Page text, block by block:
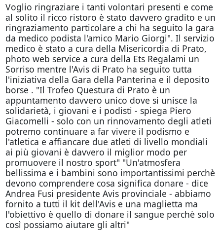
Voglio ringraziare i tanti volontari presenti e come
al solito il ricco ristoro è stato davvero gradito e un
ringraziamento particolare a chi ha seguito la gara
da medico podista l'amico Mario Giorgi". Il servizio
medico è stato a cura della Misericordia di Prato,
photo web service a cura della Ets Regalami un
Sorriso mentre l'Avis di Prato ha seguito tutta
l'iniziativa della Gara della Panterina e il deposito
borse . "Il Trofeo Questura di Prato è un
appuntamento davvero unico dove si unisce la
solidarietà, i giovani e i podisti - spiega Piero
Giacomelli - solo con un rinnovamento degli atleti
potremo continuare a far vivere il podismo e
l'atletica e affiancare due atleti di livello mondiali
ai più giovani è davvero il miglior modo per
promuovere il nostro sport" "Un'atmosfera
bellissima e i bambini sono importantissimi perchè
devono comprendere cosa significa donare - dice
Andrea Fusi presidente Avis provinciale - abbiamo
fornito a tutti il kit dell'Avis e una maglietta ma
l'obiettivo è quello di donare il sangue perchè solo
così possiamo aiutare gli altri"